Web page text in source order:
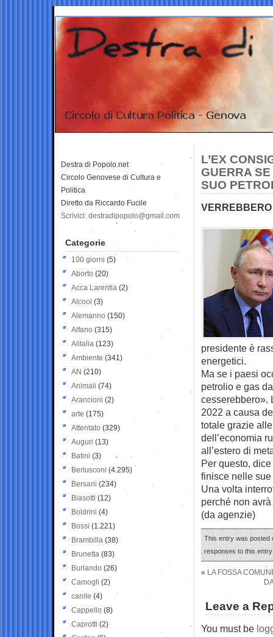
L’EX
GUERRA
SUO
presidente è
energetici.
Ma se i paesi
petrolio e gas
cesserebbero».
2022 a causa
totale grazie
dell’economia
all’estero di
Per questo,
finisce nelle
Una volta
perché non
(da agenzie)
This entry was posted
responses to this
« LA FOSSA
Leave a
You must be
Destra di Popolo.net
Circolo Genovese di Cultura e
Politica
Diretto da Riccardo Fucile
Scrivici: destradipopolo@gmail.com
Categorie
100 giorni (5)
Aborto (20)
Acca Larentia (2)
Alcool (3)
Alemanno (150)
Alfano (315)
Alitalia (123)
Ambiente (341)
AN (210)
Animali (74)
Arancioni (2)
arte (175)
Attentato (329)
Auguri (13)
Batini (3)
Berlusconi (4.295)
Bersani (234)
Biasotti (12)
Boldrini (4)
Bossi (1.221)
Brambilla (38)
Brunetta (83)
Burlando (26)
Camogli (2)
canile (4)
Cappello (8)
Caprotti (2)